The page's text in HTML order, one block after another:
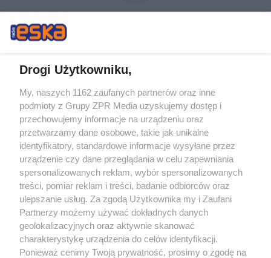
Żaden utwór zamieszczony w serwisie nie może być powielany i
rozpowszechniany lub dalej rozpowszechniany w jakikolwiek sposób (w
tym także elektroniczny lub mechaniczny) na jakimkolwiek polu
eksploatacji w jakiejkolwiek formie, włącznie z umieszczaniem w Internecie
bez pisemnej zgody właściciela praw. Jakiekolwiek użycie lub
wykorzystanie utworów w całości lub w części z naruszeniem prawa, tzn.
bez właściwej zgody, jest zabronione pod groźbą kary i może być ścigane
prawnie.
O nas
Drogi Użytkowniku,
My, naszych 1162 zaufanych partnerów oraz inne
podmioty z Grupy ZPR Media uzyskujemy dostęp i
przechowujemy informacje na urządzeniu oraz
przetwarzamy dane osobowe, takie jak unikalne
identyfikatory, standardowe informacje wysyłane przez
urządzenie czy dane przeglądania w celu zapewniania
spersonalizowanych reklam, wybór spersonalizowanych
treści, pomiar reklam i treści, badanie odbiorców oraz
ulepszanie usług. Za zgodą Użytkownika my i Zaufani
Partnerzy możemy używać dokładnych danych
geolokalizacyjnych oraz aktywnie skanować
charakterystykę urządzenia do celów identyfikacji.
Ponieważ cenimy Twoją prywatność, prosimy o zgodę na